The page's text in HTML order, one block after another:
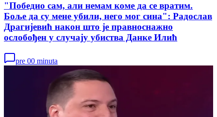
"Победио сам, али немам коме да се вратим.
Боље да су мене убили, него мог сина": Радослав
Драгијевић након што је правноснажно
ослобођен у случају убиства Данке Илић
pre 00 minuta